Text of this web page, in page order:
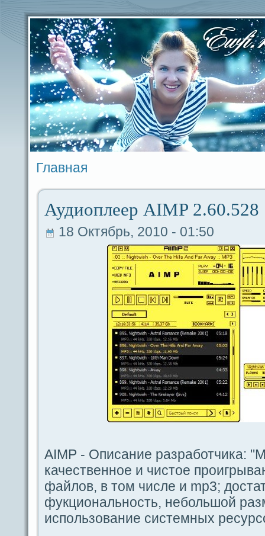
Главная
Аудиоплеер AIMP 2.60.528
18 Октябрь, 2010 - 01:50
AIMP - Опиcaние paзpaботчика:
качественное и чистое
файлов, в том числе и mp3;
фукциoнальность, небольшой
испοльзование системных